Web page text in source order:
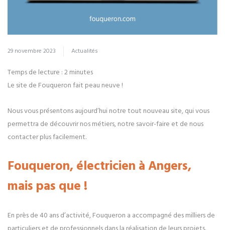
29 novembre 2023 Actualités
Temps de lecture : 2 minutes
Le site de Fouqueron fait peau neuve !
Nous vous présentons aujourd’hui notre tout nouveau site, qui vous
permettra de découvrir nos métiers, notre savoir-faire et de nous
contacter plus facilement.
Fouqueron, électricien à Angers,
mais pas que !
En près de 40 ans d’activité, Fouqueron a accompagné des milliers de